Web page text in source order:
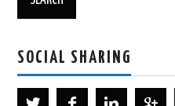
SOCIAL SHARING